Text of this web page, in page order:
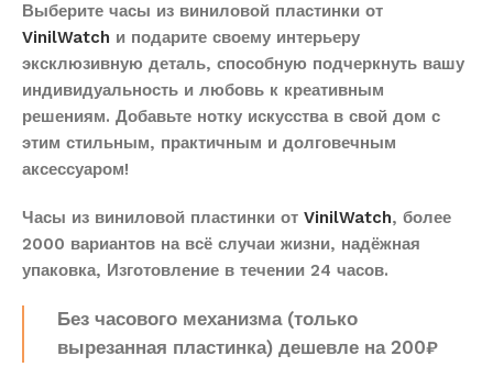
Выберите часы из виниловой пластинки от
VinilWatch и подарите своему интерьеру
эксклюзивную деталь, способную подчеркнуть вашу
индивидуальность и любовь к креативным
решениям. Добавьте нотку искусства в свой дом с
этим стильным, практичным и долговечным
аксессуаром!
Часы из виниловой пластинки от VinilWatch, более
2000 вариантов на всё случаи жизни, надёжная
упаковка, Изготовление в течении 24 часов.
Без часового механизма (только
вырезанная пластинка) дешевле на 200₽